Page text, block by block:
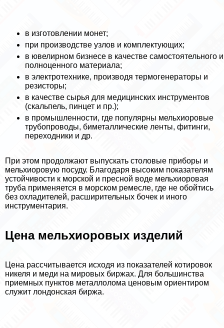
в изготовлении монет;
при производстве узлов и комплектующих;
в ювелирном бизнесе в качестве самостоятельного и
полноценного материала;
в электротехнике, производя термогенераторы и
резисторы;
в качестве сырья для медицинских инструментов
(скальпель, пинцет и пр.);
в промышленности, где популярны мельхиоровые
трубопроводы, биметаллические ленты, фитинги,
переходники и др.
При этом продолжают выпускать столовые приборы и
мельхиоровую посуду. Благодаря высоким показателям
устойчивости к морской и пресной воде мельхиоровая
труба применяется в морском ремесле, где не обойтись
без охладителей, расширительных бочек и иного
инструментария.
Цена мельхиоровых изделий
Цена рассчитывается исходя из показателей котировок
никеля и меди на мировых биржах. Для большинства
приемных пунктов металлолома ценовым ориентиром
служит лондонская биржа.